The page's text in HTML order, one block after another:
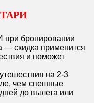
ТАРИ
при бронировании
— скидка применится
и поможет
на 2-3
чем спешные
до вылета или